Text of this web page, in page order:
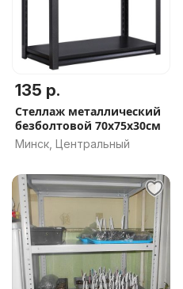
135 р.
Стеллаж металлический
безболтовой 70х75х30см
Минск, Центральный